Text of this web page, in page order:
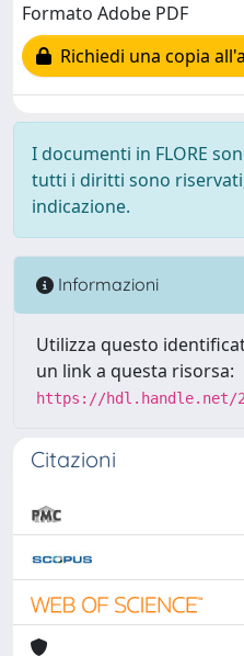
Formato Adobe PDF
Richiedi una copia
I documenti in FLORE
tutti i diritti sono
indicazione.
Informazioni
Utilizza questo
un link a questa risorsa:
https://hdl.handle.net/
Citazioni